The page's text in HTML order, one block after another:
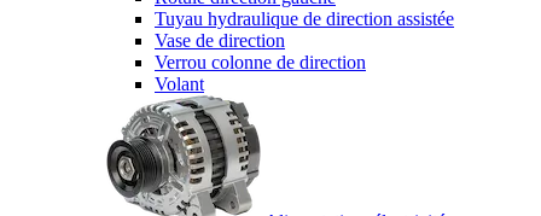
Tuyau hydraulique de direction assistée
Vase de direction
Verrou colonne de direction
Volant